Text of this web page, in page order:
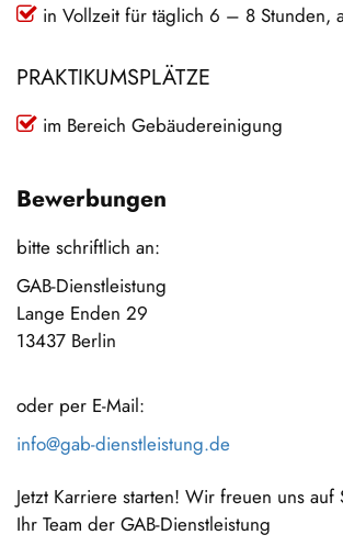
in Vollzeit für täglich 6 – 8 Stunden,
PRAKTIKUMSPLÄTZE
im Bereich Gebäudereinigung
Bewerbungen
bitte schriftlich an:
GAB-Dienstleistung
Lange Enden 29
13437 Berlin
oder per E-Mail:
info@gab-dienstleistung.de
Jetzt Karriere starten! Wir freuen uns auf
Ihr Team der GAB-Dienstleistung